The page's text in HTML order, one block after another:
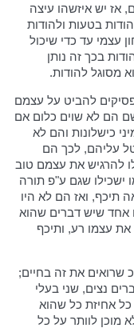
אז יש איזשהו עיצה
בטעות ולהודות
עצמי עד כדי שיכול
בכך זה נותן
מסוגל להודות.
להביט על עצמם
הם לא שוים כלום אם
כישלונות והם לא
עליהם, לכך הם
להרגיש את עצמם טוב
ישכילו שגם ע"פ תורה
תיכף, ואז הם לא היו
אחד שיש דברים שהוא
עצמו רע, ותיכף
שרואים את זה בחיים;
נצים, שני בעלי
אחיזת כל שהוא
מוכן לוותר על כל